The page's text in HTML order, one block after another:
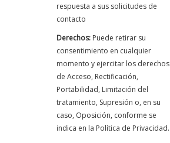
respuesta a sus solicitudes de
contacto
Derechos:Puede retirar su
consentimiento en cualquier
momento y ejercitar los derechos
de Acceso, Rectificación,
Portabilidad, Limitación del
tratamiento, Supresión o, en su
caso, Oposición, conforme se
indica en la Política de Privacidad.